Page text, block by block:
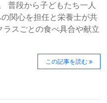
普段から子どもたち一人
関心を担任と栄養士が共
スごとの食べ具合や献立
この記事を読む